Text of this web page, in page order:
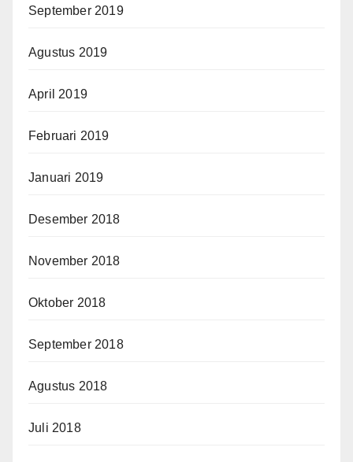
September 2019
Agustus 2019
April 2019
Februari 2019
Januari 2019
Desember 2018
November 2018
Oktober 2018
September 2018
Agustus 2018
Juli 2018